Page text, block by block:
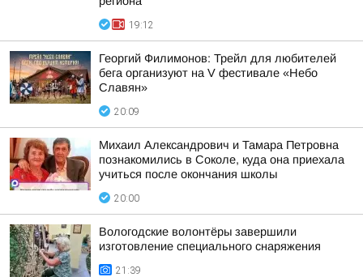
19:12
Георгий Филимонов: Трейл для любителей
бега организуют на V фестивале «Небо
Славян»
20:09
Михаил Александрович и Тамара Петровна
познакомились в Соколе, куда она приехала
учиться после окончания школы
20:00
Вологодские волонтёры завершили
изготовление специального снаряжения
21:39